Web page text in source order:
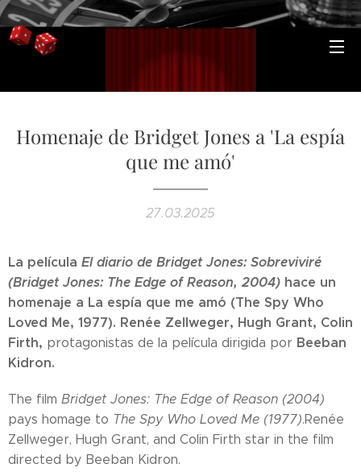
Homenaje de Bridget Jones a 'La espía
que me amó'
27.03.2025
La película El diario de Bridget Jones: Sobreviviré
(Bridget Jones: The Edge of Reason, 2004) hace un
homenaje a La espía que me amó (The Spy Who
Loved Me, 1977). Renée Zellweger, Hugh Grant, Colin
Firth, protagonistas de la película dirigida por Beeban
Kidron.
The film Bridget Jones: The Edge of Reason (2004)
pays homage to The Spy Who Loved Me (1977).Renée
Zellweger, Hugh Grant, and Colin Firth star in the film
directed by Beeban Kidron.